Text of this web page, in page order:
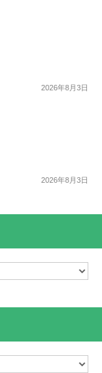
2026年8月3日
2026年8月3日